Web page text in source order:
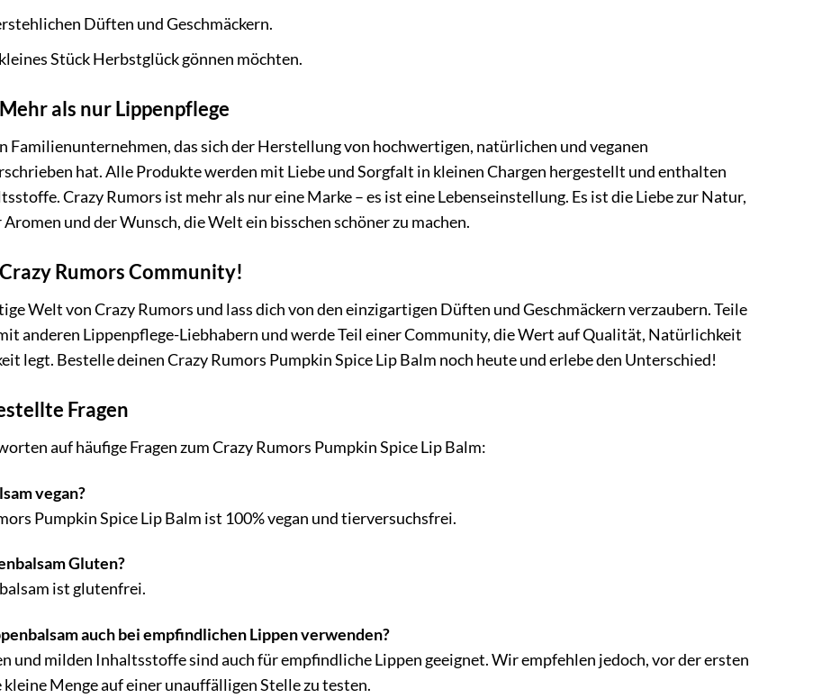
Düften und Geschmäckern.
Stück Herbstglück gönnen möchten.
als nur Lippenpflege
Familienunternehmen, das sich der Herstellung von hochwertigen, natürlichen und veganen
hat. Alle Produkte werden mit Liebe und Sorgfalt in kleinen Chargen hergestellt und enthalten
Crazy Rumors ist mehr als nur eine Marke – es ist eine Lebenseinstellung. Es ist die Liebe zur Natur,
und der Wunsch, die Welt ein bisschen schöner zu machen.
Rumors Community!
Welt von Crazy Rumors und lass dich von den einzigartigen Düften und Geschmäckern verzaubern. Teile
anderen Lippenpflege-Liebhabern und werde Teil einer Community, die Wert auf Qualität, Natürlichkeit
legt. Bestelle deinen Crazy Rumors Pumpkin Spice Lip Balm noch heute und erlebe den Unterschied!
Fragen
auf häufige Fragen zum Crazy Rumors Pumpkin Spice Lip Balm:
vegan?
Pumpkin Spice Lip Balm ist 100% vegan und tierversuchsfrei.
Gluten?
ist glutenfrei.
auch bei empfindlichen Lippen verwenden?
und milden Inhaltsstoffe sind auch für empfindliche Lippen geeignet. Wir empfehlen jedoch, vor der ersten
Menge auf einer unauffälligen Stelle zu testen.